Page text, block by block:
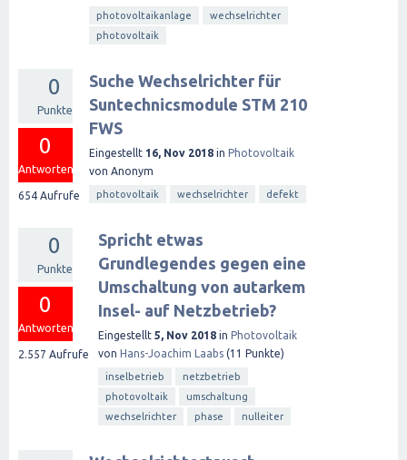
photovoltaikanlage
wechselrichter
photovoltaik
0
Punkte
0
Antworten
654 Aufrufe
Suche Wechselrichter für
Suntechnicsmodule STM 210
FWS
Eingestellt 16, Nov 2018 in Photovoltaik
von Anonym
photovoltaik wechselrichter defekt
0
Punkte
0
Antworten
2.557 Aufrufe
Spricht etwas
Grundlegendes gegen eine
Umschaltung von autarkem
Insel- auf Netzbetrieb?
Eingestellt 5, Nov 2018 in Photovoltaik
von Hans-Joachim Laabs (11 Punkte)
inselbetrieb
netzbetrieb
photovoltaik
umschaltung
wechselrichter
phase nulleiter